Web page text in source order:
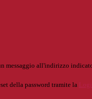
messaggio all'indirizzo
della password tramite la